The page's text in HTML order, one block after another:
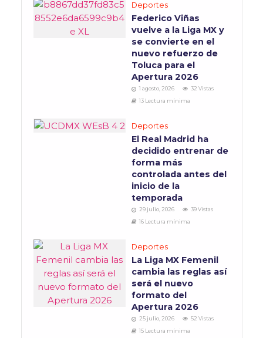
Deportes
Federico Viñas
vuelve a la Liga MX y
se convierte en el
nuevo refuerzo de
Toluca para el
Apertura 2026
1 agosto, 2026
32 Vistas
13 Lectura mínima
Deportes
El Real Madrid ha
decidido entrenar de
forma más
controlada antes del
inicio de la
temporada
29 julio, 2026
39 Vistas
16 Lectura mínima
Deportes
La Liga MX Femenil
cambia las reglas así
será el nuevo
formato del
Apertura 2026
25 julio, 2026
52 Vistas
15 Lectura mínima